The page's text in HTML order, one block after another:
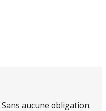
aucune obligation.